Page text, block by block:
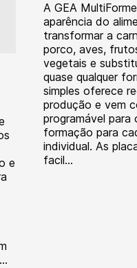
e
A GEA
aparência do
transformar a
porco, aves,
vegetais e
quase qualquer
simples oferece
produção e vem
programável
formação para
individual. As
facil...